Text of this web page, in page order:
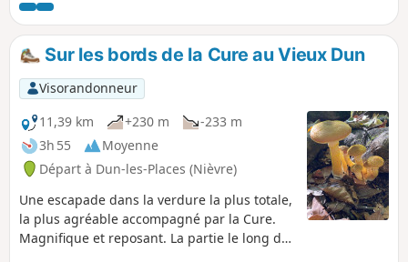
Sur les bords de la Cure au Vieux Dun
Visorandonneur
11,39 km
+230 m
-233 m
3h 55
Moyenne
Départ à Dun-les-Places (Nièvre)
Une escapade dans la verdure la plus totale,
la plus agréable accompagné par la Cure.
Magnifique et reposant. La partie le long de